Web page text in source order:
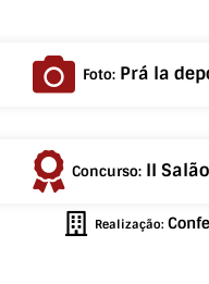
Foto: Prá la
Concurso: II
Realização: